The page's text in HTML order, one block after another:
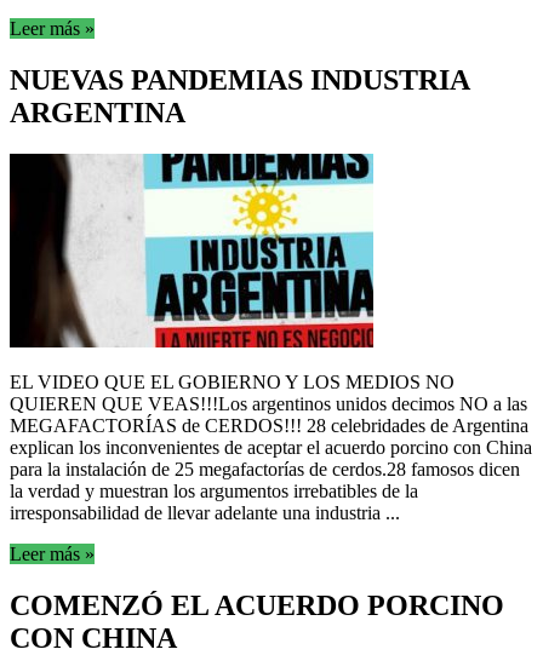
Leer más »
NUEVAS PANDEMIAS INDUSTRIA
ARGENTINA
EL VIDEO QUE EL GOBIERNO Y LOS MEDIOS NO
QUIEREN QUE VEAS!!!Los argentinos unidos decimos NO a las
MEGAFACTORÍAS de CERDOS!!! 28 celebridades de Argentina
explican los inconvenientes de aceptar el acuerdo porcino con China
para la instalación de 25 megafactorías de cerdos.28 famosos dicen
la verdad y muestran los argumentos irrebatibles de la
irresponsabilidad de llevar adelante una industria ...
Leer más »
COMENZÓ EL ACUERDO PORCINO
CON CHINA